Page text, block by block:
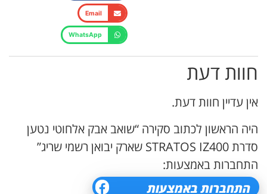
Email
WhatsApp
חוות דעת
אין עדיין חוות דעת.
היה הראשון לכתוב סקירה “שואב אבק אלחוטי נטען
סדרת STRATOS IZ400 שארק יבואן רשמי שריג”
התחברות באמצעות: